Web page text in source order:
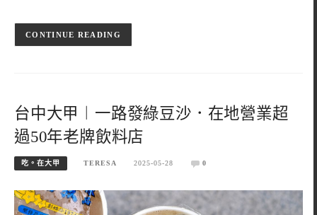
CONTINUE READING
台中大甲︱一路發綠豆沙．在地營業超
過50年老牌飲料店
吃。在大甲 TERESA 2025-05-28 0